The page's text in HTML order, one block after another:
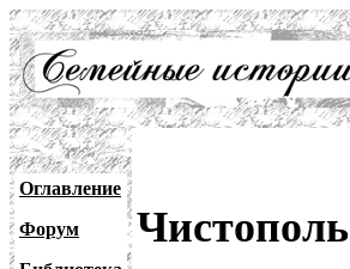
Оглавление
Форум
Чистополь